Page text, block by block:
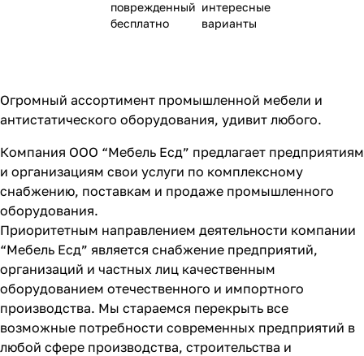
поврежденный
бесплатно
интересные
варианты
Огромный ассортимент промышленной мебели и
антистатического оборудования, удивит любого.
Компания ООО “Мебель Есд” предлагает предприятиям
и организациям свои услуги по комплексному
снабжению, поставкам и продаже промышленного
оборудования.
Приоритетным направлением деятельности компании
“Мебель Есд” является снабжение предприятий,
организаций и частных лиц качественным
оборудованием отечественного и импортного
производства. Мы стараемся перекрыть все
возможные потребности современных предприятий в
любой сфере производства, строительства и